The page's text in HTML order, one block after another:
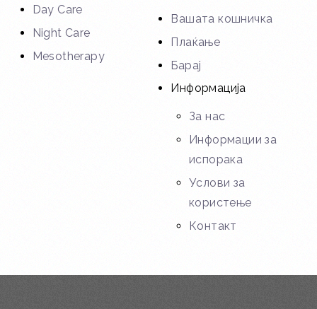
Day Care
Night Care
Mesotherapy
Вашата кошничка
Плаќање
Барај
Информација
За нас
Информации за
испорака
Услови за
користење
Контакт